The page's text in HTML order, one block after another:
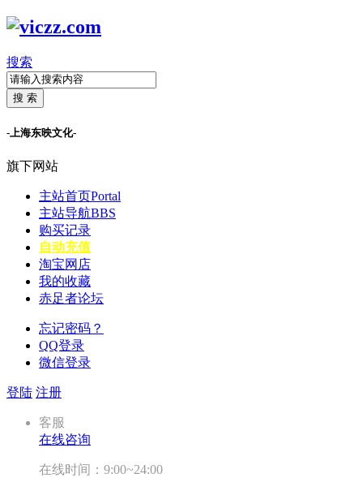
搜索
搜 索
-上海东映文化-
旗下网站
主站首页Portal
主站导航BBS
购买记录
自动充值
淘宝网店
我的收藏
赤足者论坛
忘记密码？
QQ登录
微信登录
登陆 注册
客服
在线咨询
在线时间：9:00~24:00